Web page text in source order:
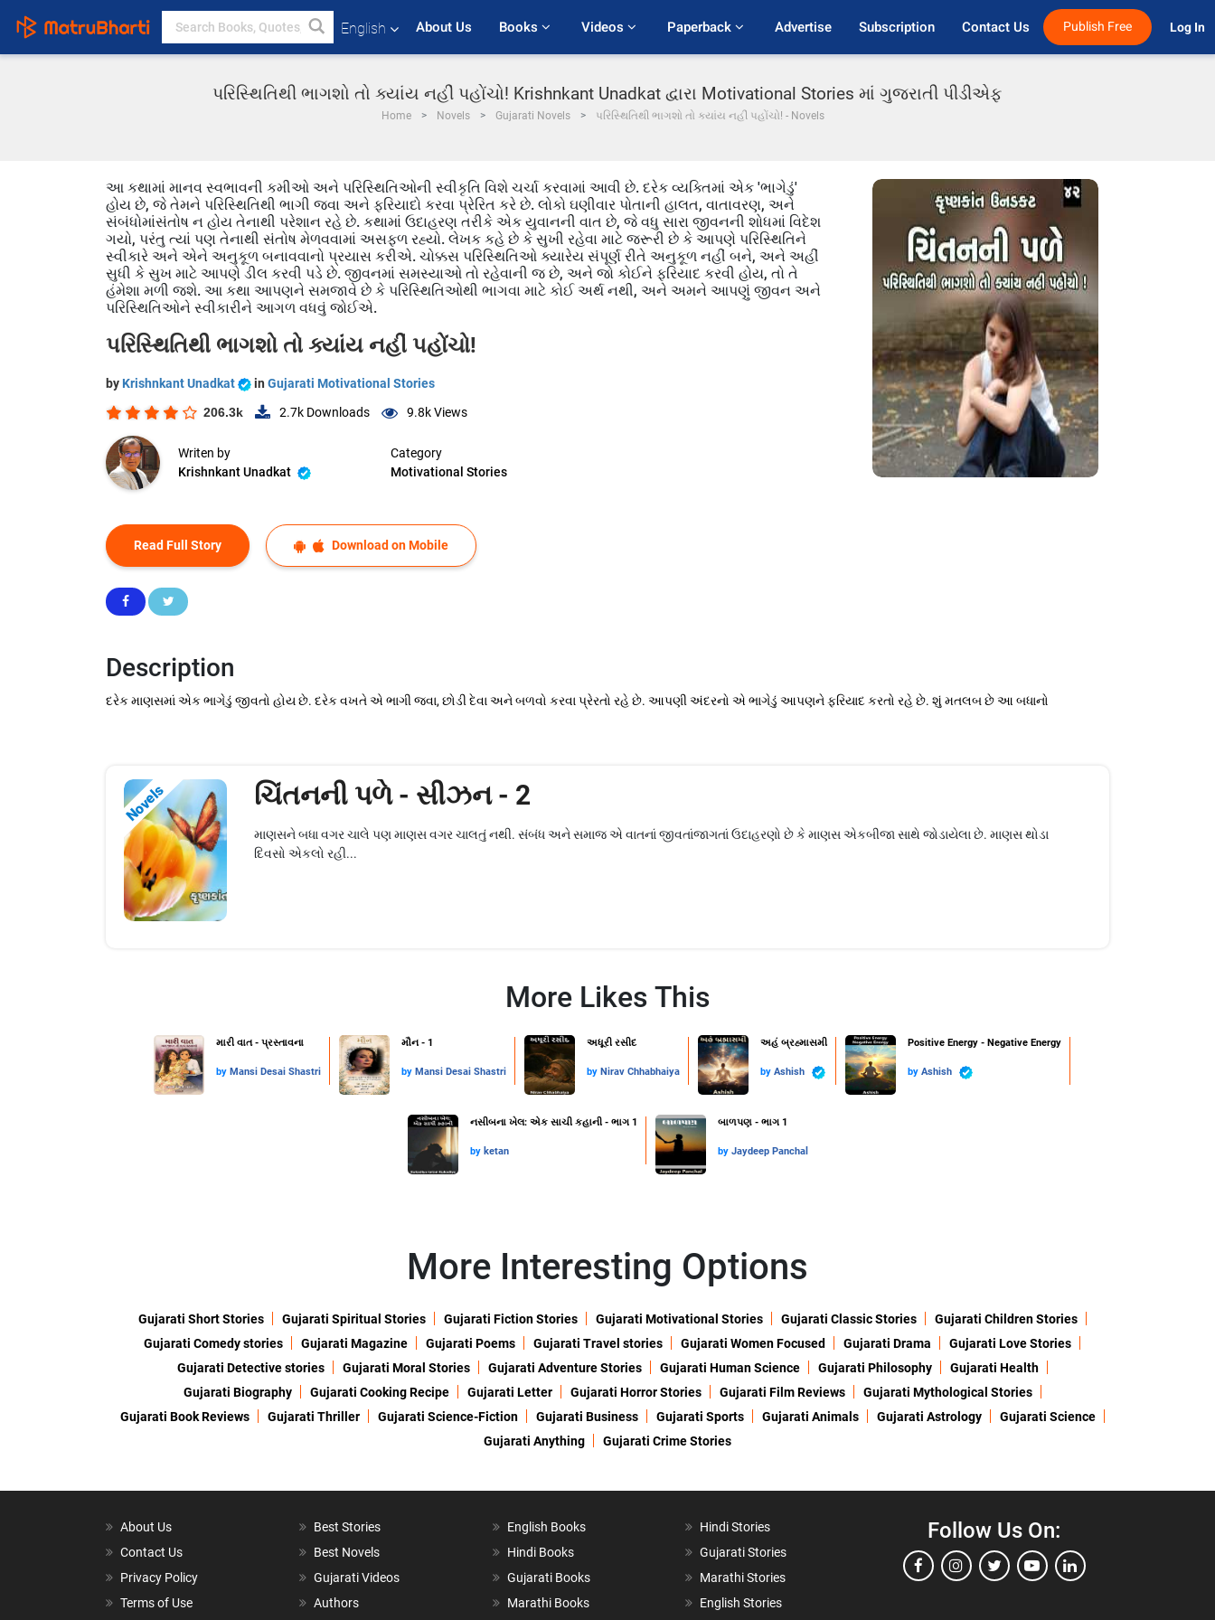
English About Us Books Videos Paperback Advertise Subscription Contact Us Publish Free Log In
પરિસ્થિતિથી ભાગશો તો ક્યાંય નહીં પહોંચો! Krishnkant Unadkat દ્વારા Motivational Stories માં ગુજરાતી પીડીએફ
Home Novels Gujarati Novels પરિસ્થિતિથી ભાગશો તો ક્યાંય નહીં પહોંચો! - Novels
આ કથામાં માનવ સ્વભાવની કમીઓ અને પરિસ્થિતિઓની સ્વીકૃતિ વિશે ચર્ચા કરવામાં આવી છે. દરેક વ્યક્તિમાં એક 'ભાગેડું'
હોય છે, જે તેમને પરિસ્થિતિથી ભાગી જવા અને ફરિયાદો કરવા પ્રેરિત કરે છે. લોકો ઘણીવાર પોતાની હાલત, વાતાવરણ, અને
સંબંધોમાંસંતોષ ન હોય તેનાથી પરેશાન રહે છે. કથામાં ઉદાહરણ તરીકે એક યુવાનની વાત છે, જે વધુ સારા જીવનની શોધમાં વિદેશ
ગયો, પરંતુ ત્યાં પણ તેનાથી સંતોષ મેળવવામાં અસફળ રહ્યો. લેખક કહે છે કે સુખી રહેવા માટે જરૂરી છે કે આપણે પરિસ્થિતિને
સ્વીકારે અને એને અનુકૂળ બનાવવાનો પ્રયાસ કરીએ. ચોક્કસ પરિસ્થિતિઓ ક્યારેય સંપૂર્ણ રીતે અનુકૂળ નહીં બને, અને અહીં
સુધી કે સુખ માટે આપણે ડીલ કરવી પડે છે. જીવનમાં સમસ્યાઓ તો રહેવાની જ છે, અને જો કોઈને ફરિયાદ કરવી હોય, તો તે
હંમેશા મળી જશે. આ કથા આપણને સમજાવે છે કે પરિસ્થિતિઓથી ભાગવા માટે કોઈ અર્થ નથી, અને અમને આપણું જીવન અને
પરિસ્થિતિઓને સ્વીકારીને આગળ વધવું જોઈએ.
પરિસ્થિતિથી ભાગશો તો ક્યાંય નહીં પહોંચો!
by Krishnkant Unadkat in Gujarati Motivational Stories
206.3k 2.7k Downloads 9.8kViews
Writen by
Krishnkant Unadkat
Category
Motivational Stories
Read Full Story Download on Mobile
Description
દરેક માણસમાં એક ભાગેડું જીવતો હોય છે. દરેક વખતે એ ભાગી જવા, છોડી દેવા અને બળવો કરવા પ્રેરતો રહે છે. આપણી અંદરનો એ ભાગેડું આપણને ફરિયાદ કરતો રહે છે. શું મતલબ છે આ બધાનો
Novels ચિંતનની પળે - સીઝન - 2
માણસને બધા વગર ચાલે પણ માણસ વગર ચાલતું નથી. સંબંધ અને સમાજ એ વાતનાં જીવતાંજાગતાં ઉદાહરણો છે કે માણસ એકબીજા સાથે જોડાયેલા છે. માણસ થોડા
દિવસો એકલો રહી...
More Likes This
મારી વાત - પ્રસ્તાવના
by Mansi Desai Shastri
મૌન - 1
by Mansi Desai Shastri
અધૂરી રસીદ
by Nirav Chhabhaiya
અહં બ્રહ્માસમી
by Ashish
Positive Energy - Negative Energy
by Ashish
નસીબના ખેલ: એક સાચી કહાની - ભાગ 1
by ketan
બાળપણ - ભાગ 1
by Jaydeep Panchal
More Interesting Options
Gujarati Short Stories Gujarati Spiritual Stories Gujarati Fiction Stories Gujarati Motivational Stories Gujarati Classic Stories
Gujarati Children Stories
Gujarati Comedy stories
Gujarati Magazine Gujarati Poems Gujarati Travel stories Gujarati Women Focused Gujarati Drama
Gujarati Love Stories
Gujarati Detective stories
Gujarati Moral Stories Gujarati Adventure Stories Gujarati Human Science Gujarati Philosophy
Gujarati Health
Gujarati Biography
Gujarati Cooking Recipe Gujarati Letter Gujarati Horror Stories Gujarati Film Reviews
Gujarati Mythological Stories
Gujarati Book Reviews
Gujarati Thriller Gujarati Science-Fiction Gujarati Business Gujarati Sports Gujarati Animals Gujarati Astrology
Gujarati Science
Gujarati Anything
Gujarati Crime Stories
About Us
Contact Us
Privacy Policy
Terms of Use
Best Stories
Best Novels
Gujarati Videos
Authors
English Books
Hindi Books
Gujarati Books
Marathi Books
Hindi Stories
Gujarati Stories
Marathi Stories
English Stories
Follow Us On: